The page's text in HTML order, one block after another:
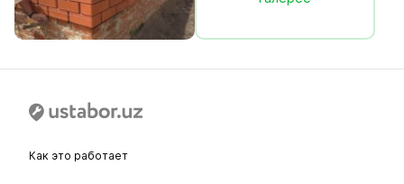
Как это работает